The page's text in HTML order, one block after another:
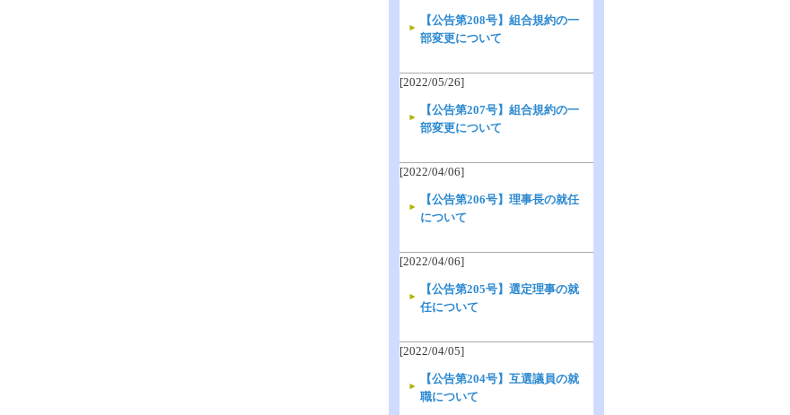
【公告第208号】組合規約の一
部変更について
[2022/05/26]
【公告第207号】組合規約の一
部変更について
[2022/04/06]
【公告第206号】理事長の就任
について
[2022/04/06]
【公告第205号】選定理事の就
任について
[2022/04/05]
【公告第204号】互選議員の就
職について